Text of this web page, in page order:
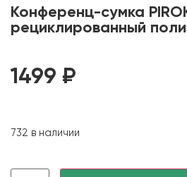
Конференц-сумка
рециклированный
1499 ₽
732 в наличии